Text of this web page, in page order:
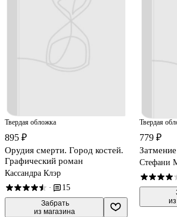
Твердая обложка
895 ₽
Орудия смерти. Город костей.
Графический роман
Кассандра Клэр
· 15
Забрать
из магазина
Твердая
779 ₽
Затмение
Стефани